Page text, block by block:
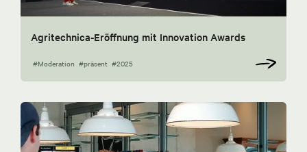
Agritechnica-Eröffnung mit Innovation Awards
#Moderation #präsent #2025